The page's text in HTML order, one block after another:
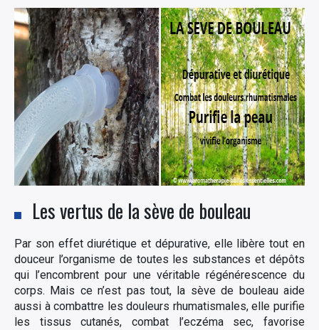
Les vertus de la sève de bouleau
Par son effet diurétique et dépurative, elle libère tout en
douceur l’organisme de toutes les substances et dépôts
qui l’encombrent pour une véritable régénérescence du
corps. Mais ce n’est pas tout, la sève de bouleau aide
aussi à combattre les douleurs rhumatismales, elle purifie
les tissus cutanés, combat l’eczéma sec, favorise